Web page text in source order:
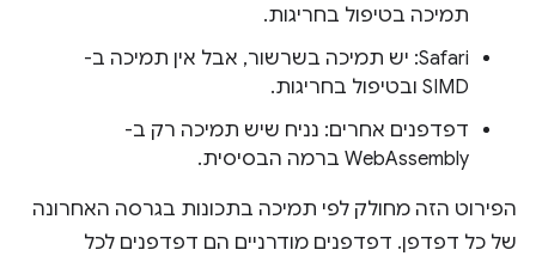
תמיכה בטיפול בחריגות.
Safari: יש תמיכה בשרשור, אבל אין תמיכה ב-
SIMD ובטיפול בחריגות.
דפדפנים אחרים: נניח שיש תמיכה רק ב-
WebAssembly ברמה הבסיסית.
הפירוט הזה מחולק לפי תמיכה בתכונות בגרסה האחרונה
של כל דפדפן. דפדפנים מודרניים הם דפדפנים לכל